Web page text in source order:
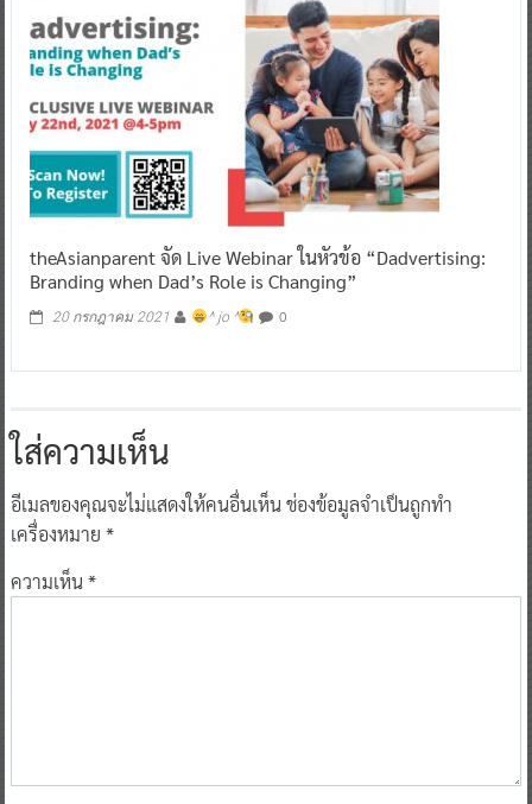
theAsianparent จัด Live Webinar ในหัวข้อ “Dadvertising:
Branding when Dad’s Role is Changing”
20 กรกฎาคม 2021 ^ jo ^ 0
ใส่ความเห็น
อีเมลของคุณจะไม่แสดงให้คนอื่นเห็นช่องข้อมูลจำเป็นถูกทำ
เครื่องหมาย *
ความเห็น*